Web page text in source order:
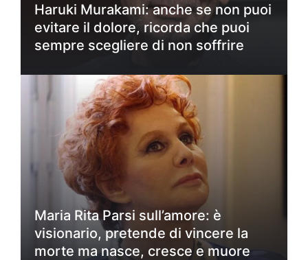
Haruki Murakami: anche se non puoi
evitare il dolore, ricorda che puoi
sempre scegliere di non soffrire
Maria Rita Parsi sull’amore: è
visionario, pretende di vincere la
morte ma nasce, cresce e muore